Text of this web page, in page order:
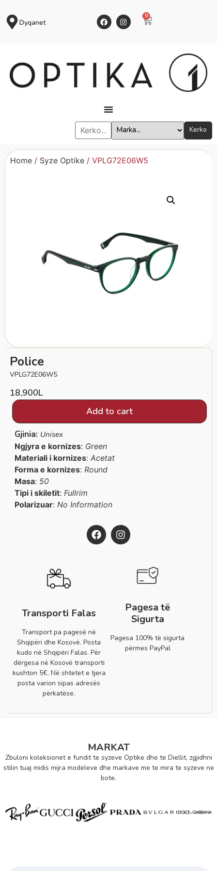
Dyqanet
0
Kerko
Home / Syze Optike / VPLG72E06W5
Police
VPLG72E06W5
18,900L
Add to cart
Gjinia: Unisex
Ngjyra e kornizes: Green
Materiali i kornizes: Acetat
Forma e kornizes: Round
Masa: 50
Tipi i skiletit: Fullrim
Polarizuar: No Information
Transporti Falas
Transport pa pagesë në
Shqipëri dhe Kosovë. Posta
kudo në Shqipëri Falas. Për
dërgesa në Kosovë transporti
kushton 5€. Në shtetet e tjera
posta varion sipas adresës
përkatëse.
Pagesa të
Sigurta
Pagesa 100% të sigurta
përmes PayPal
MARKAT
Zbuloni koleksionet e fundit te syzeve Optike dhe te Diellit, zgjidhni
stilin tuaj midis mijra modeleve dhe markave me te mira te syzeve ne
bote.